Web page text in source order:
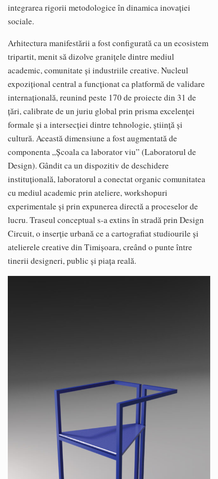
integrarea rigorii metodologice în dinamica inovației
sociale.
Arhitectura manifestării a fost configurată ca un ecosistem
tripartit, menit să dizolve granițele dintre mediul
academic, comunitate și industriile creative. Nucleul
expozițional central a funcționat ca platformă de validare
internațională, reunind peste 170 de proiecte din 31 de
țări, calibrate de un juriu global prin prisma excelenței
formale și a intersecției dintre tehnologie, știință și
cultură. Această dimensiune a fost augmentată de
componenta „Școala ca laborator viu” (Laboratorul de
Design). Gândit ca un dispozitiv de deschidere
instituțională, laboratorul a conectat organic comunitatea
cu mediul academic prin ateliere, workshopuri
experimentale și prin expunerea directă a proceselor de
lucru. Traseul conceptual s-a extins în stradă prin Design
Circuit, o inserție urbană ce a cartografiat studiourile și
atelierele creative din Timișoara, creând o punte între
tinerii designeri, public și piața reală.